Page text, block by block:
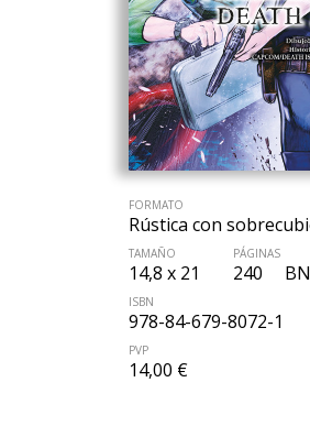
FORMATO
Rústica con
TAMAÑO
14,8 x 21
PÁGINAS
240 BN
ISBN
978-84-679-8072-1
PVP
14,00 €